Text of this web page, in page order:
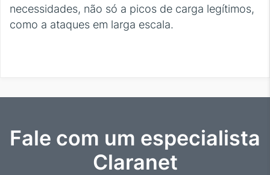
necessidades, não só a picos de carga legítimos,
como a ataques em larga escala.
Fale com um especialista
Claranet